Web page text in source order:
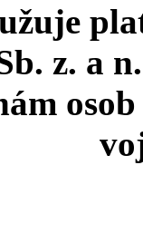
z. a